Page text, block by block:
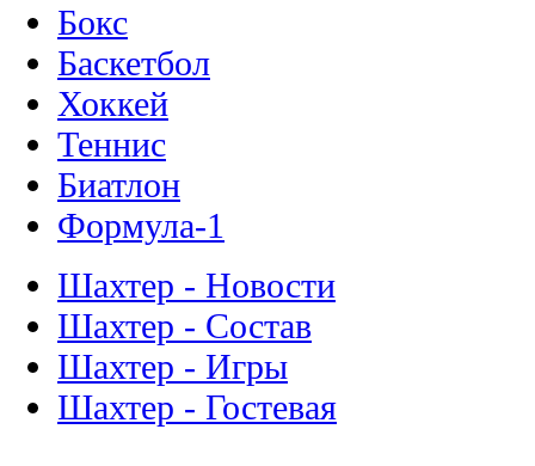
Бокс
Баскетбол
Хоккей
Теннис
Биатлон
Формула-1
Шахтер - Новости
Шахтер - Состав
Шахтер - Игры
Шахтер - Гостевая